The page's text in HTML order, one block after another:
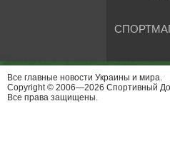
Все главные новости Украины и мира.
Copyright © 2006—2026 Спортивный
Все права защищены.